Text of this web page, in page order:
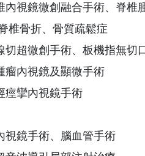
內視鏡微創融合手術、脊椎
椎骨折、骨質疏鬆症
切超微創手術、板機指無切
瘤內視鏡及顯微手術
痙攣內視鏡手術
視鏡手術、腦血管手術